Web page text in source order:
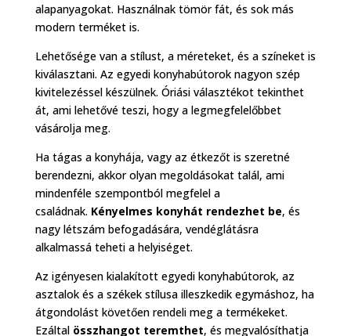
alapanyagokat. Használnak tömör fát, és sok más
modern terméket is.
Lehetősége van a stílust, a méreteket, és a színeket is
kiválasztani. Az egyedi konyhabútorok nagyon szép
kivitelezéssel készülnek. Óriási választékot tekinthet
át, ami lehetővé teszi, hogy a legmegfelelőbbet
vásárolja meg.
Ha tágas a konyhája, vagy az étkezőt is szeretné
berendezni, akkor olyan megoldásokat talál, ami
mindenféle szempontból megfelel a
családnak. Kényelmes konyhát rendezhet be, és
nagy létszám befogadására, vendéglátásra
alkalmassá teheti a helyiséget.
Az igényesen kialakított egyedi konyhabútorok, az
asztalok és a székek stílusa illeszkedik egymáshoz, ha
átgondolást követően rendeli meg a termékeket.
Ezáltal összhangot teremthet, és megvalósíthatja